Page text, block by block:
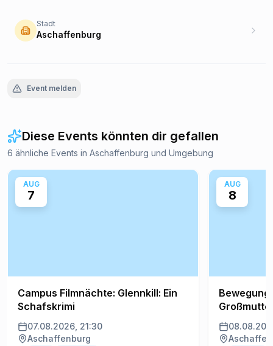
Stadt
Aschaffenburg
Event melden
Diese Events könnten dir gefallen
6 ähnliche Events in Aschaffenburg und Umgebung
AUG
7
Campus Filmnächte: Glennkill: Ein
Schafskrimi
07.08.2026, 21:30
Aschaffenburg
AUG
8
Bewegung